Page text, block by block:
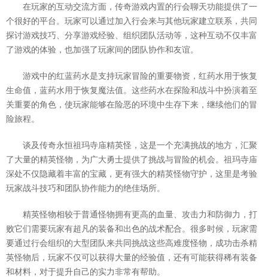
在玩家的互动交流方面，传奇游戏内置的行会聊天功能提供了一
个很好的平台。玩家可以通过加入行会来与其他玩家建立联系，共同
探讨游戏技巧、分享游戏经验、组织团队活动等，这种互动不仅丰富
了游戏的体验，也加强了玩家间的团队协作和友谊。
游戏中的红蓝药水是支持玩家冒险的重要物资，红药水用于恢复
生命值，蓝药水用于恢复魔法值。这些药水在探险和战斗中扮演着至
关重要的角色，使玩家能够在险恶的环境中生存下来，继续他们的冒
险旅程。
谈及传奇永恒祖玛寺庙精英怪，这是一个充满挑战的地方，汇聚
了大量的精英怪物，为广大勇士提供了挑战与冒险的机会。祖玛寺庙
深处不仅隐藏着丰富的宝藏，更有强大的精英怪物守护，这里是考验
玩家战斗技巧和团队协作能力的绝佳场所。
精英怪物相较于普通怪物拥有更高的血量、攻击力和防御力，打
败它们需要玩家有超凡的装备和出色的战术配合。很多时候，玩家需
要通过行会组织的大型团队来共同挑战这些高难度怪物，成功击杀精
英怪物后，玩家不仅可以获得大量的经验值，还有可能获得稀有装备
和材料，对于提升自己的实力非常有帮助。